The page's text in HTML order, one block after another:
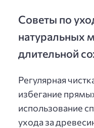
Советы по
натуральных
длительной
Регулярная
избегание
использование
ухода за